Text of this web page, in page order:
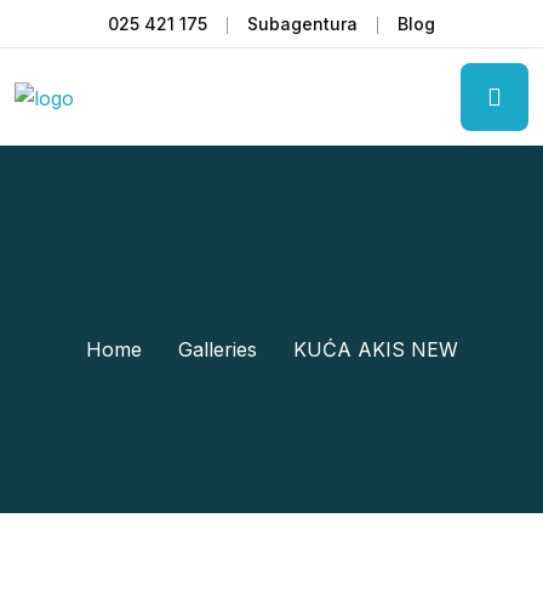
025 421 175 Subagentura Blog
Home Galleries KUĆA AKIS NEW